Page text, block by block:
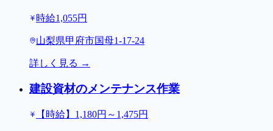
時給1,055円
山梨県甲府市国母1-17-24
詳しく見る →
建設資材のメンテナンス作業
【時給】1,180円～1,475円